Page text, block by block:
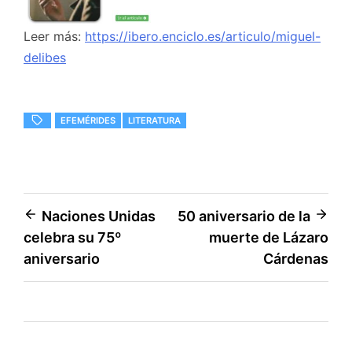
Leer más: https://ibero.enciclo.es/articulo/miguel-
delibes
EFEMÉRIDES LITERATURA
Navegación
de
Naciones Unidas
celebra su 75º
aniversario
50 aniversario de la
muerte de Lázaro
Cárdenas